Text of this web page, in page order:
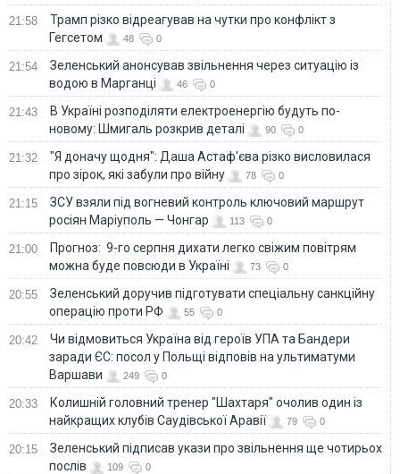
21:58
Трамп різко відреагував на чутки про конфлікт з
Гегсетом
48 0
21:54
Зеленський анонсував звільнення через ситуацію із
водою в Марганці
46 0
21:43
В Україні розподіляти електроенергію будуть по-
новому: Шмигаль розкрив деталі
90 0
21:32
"Я доначу щодня": Даша Астаф'єва різко висловилася
про зірок, які забули про війну
78 0
21:15
ЗСУ взяли під вогневий контроль ключовий маршрут
росіян Маріуполь — Чонгар
113 0
21:00
Прогноз: 9-го серпня дихати легко свіжим повітрям
можна буде повсюди в Україні
73 0
20:55
Зеленський доручив підготувати спеціальну санкційну
операцію проти РФ
55 0
20:42
Чи відмовиться Україна від героїв УПА та Бандери
заради ЄС: посол у Польщі відповів на ультиматуми
Варшави
249 0
20:33
Колишній головний тренер "Шахтаря" очолив один із
найкращих клубів Саудівської Аравії
79 0
20:15
Зеленський підписав укази про звільнення ще чотирьох
послів
109 0